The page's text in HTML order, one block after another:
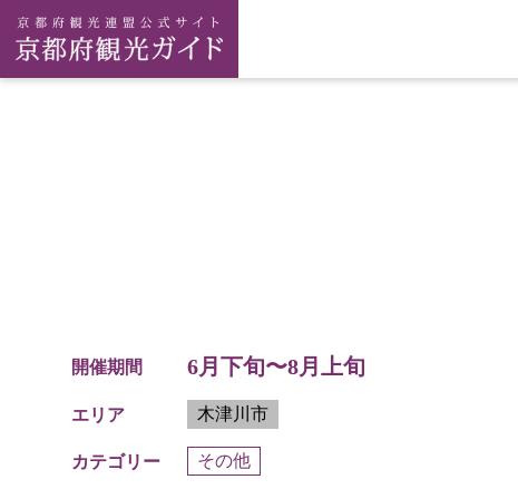
開催期間 6月下旬〜8月上旬
エリア 木津川市
カテゴリー その他